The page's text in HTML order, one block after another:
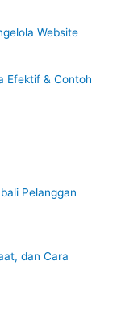
Website
Efektif & Contoh
Pelanggan
dan Cara